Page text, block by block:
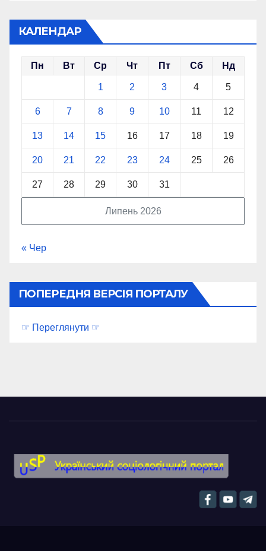
КАЛЕНДАР
Липень 2026
Пн Вт Ср Чт Пт Сб Нд
1 2 3 4 5
6 7 8 9 10 11 12
13 14 15 16 17 18 19
20 21 22 23 24 25 26
27 28 29 30 31
« Чер
ПОПЕРЕДНЯ ВЕРСІЯ ПОРТАЛУ
☞ Переглянути ☞